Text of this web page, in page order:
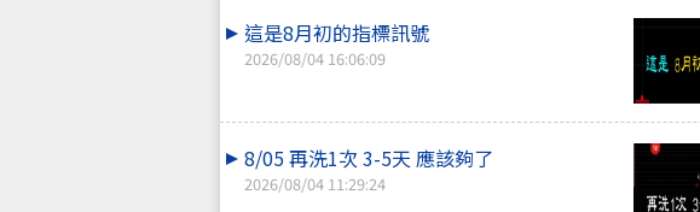
這是8月初的指標訊號
2026/08/04 16:06:09
8/05 再洗1次 3-5天 應該夠了
2026/08/04 11:29:24